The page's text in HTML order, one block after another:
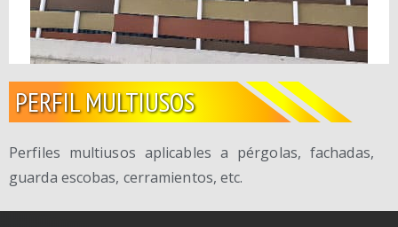
PERFIL MULTIUSOS
Perfiles multiusos aplicables a pérgolas, fachadas,
guarda escobas, cerramientos, etc.